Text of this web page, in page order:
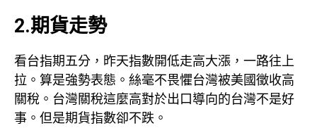
2.期貨走勢
看台指期五分，昨天指數開低走高大漲，一路往上
拉。算是強勢表態。絲毫不畏懼台灣被美國徵收高
關稅。台灣關稅這麼高對於出口導向的台灣不是好
事。但是期貨指數卻不跌。